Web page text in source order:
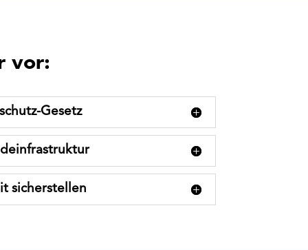
vor:
Gesetz
sicherstellen